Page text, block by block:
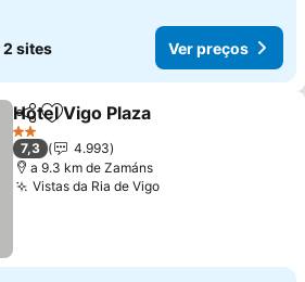
2 sites Ver preços
PartilharAdicionar aos favoritos
Hotel Vigo Plaza
2 Estrelas
7,3
4.993
a 9.3 km de Zamáns
Vistas da Ria de Vigo